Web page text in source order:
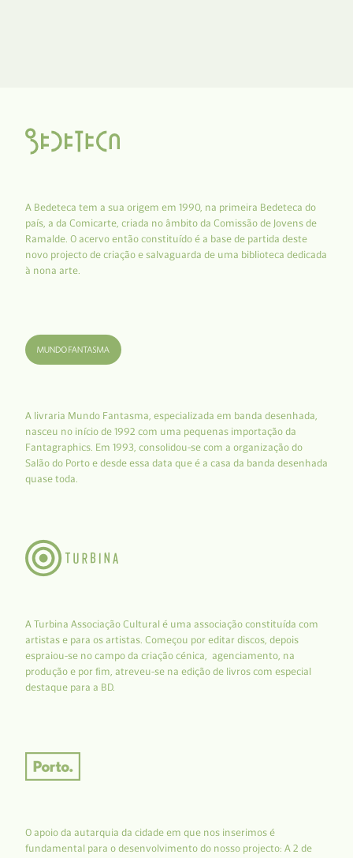
A Bedeteca tem a sua origem em 1990, na primeira Bedeteca do
país, a da Comicarte, criada no âmbito da Comissão de Jovens de
Ramalde. O acervo então constituído é a base de partida deste
novo projecto de criação e salvaguarda de uma biblioteca dedicada
à nona arte.
A livraria Mundo Fantasma, especializada em banda desenhada,
nasceu no início de 1992 com uma pequenas importação da
Fantagraphics. Em 1993, consolidou-se com a organização do
Salão do Porto e desde essa data que é a casa da banda desenhada
quase toda.
A Turbina Associação Cultural é uma associação constituída com
artistas e para os artistas. Começou por editar discos, depois
espraiou-se no campo da criação cénica, agenciamento, na
produção e por fim, atreveu-se na edição de livros com especial
destaque para a BD.
O apoio da autarquia da cidade em que nos inserimos é
fundamental para o desenvolvimento do nosso projecto: A 2 de